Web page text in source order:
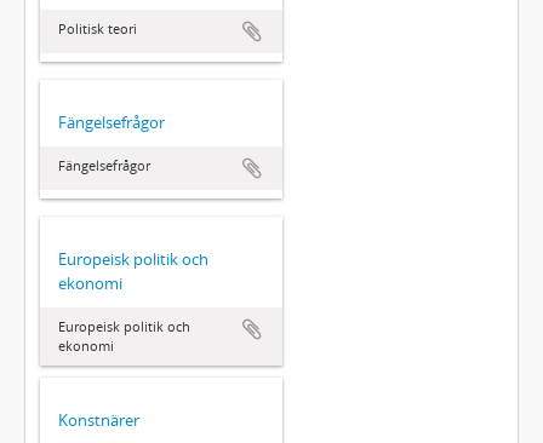
Politisk teori
Fängelsefrågor
Fängelsefrågor
Europeisk politik och
ekonomi
Europeisk politik och
ekonomi
Konstnärer